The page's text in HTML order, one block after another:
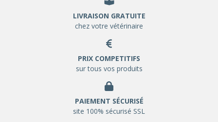
LIVRAISON GRATUITE
chez votre vétérinaire
PRIX COMPETITIFS
sur tous vos produits
PAIEMENT SÉCURISÉ
site 100% sécurisé SSL